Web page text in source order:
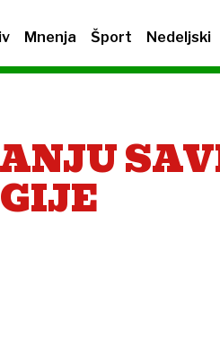
Mnenja Šport Nedeljski